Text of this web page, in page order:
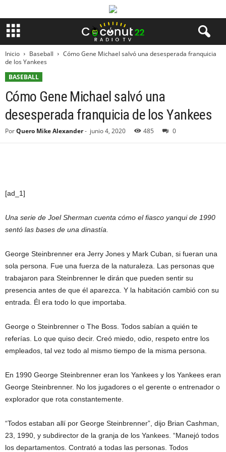
Inicio Baseball
Cómo Gene Michael salvó una desesperada franquicia
de los Yankees
BASEBALL
Cómo Gene Michael salvó una
desesperada franquicia de los Yankees
PorQuero Mike Alexander- junio 4, 2020 485 0
[ad_1]
Una serie de Joel Sherman cuenta cómo el fiasco yanqui de 1990
sentó las bases de una dinastía.
George Steinbrenner era Jerry Jones y Mark Cuban, si fueran una
sola persona. Fue una fuerza de la naturaleza. Las personas que
trabajaron para Steinbrenner le dirán que pueden sentir su
presencia antes de que él aparezca. Y la habitación cambió con su
entrada. Él era todo lo que importaba.
George o Steinbrenner o The Boss. Todos sabían a quién te
referías. Lo que quiso decir. Creó miedo, odio, respeto entre los
empleados, tal vez todo al mismo tiempo de la misma persona.
En 1990 George Steinbrenner eran los Yankees y los Yankees eran
George Steinbrenner. No los jugadores o el gerente o entrenador o
explorador que rota constantemente.
“Todos estaban allí por George Steinbrenner”, dijo Brian Cashman,
23, 1990, y subdirector de la granja de los Yankees. “Manejó todos
los departamentos. Contrató a todas las personas. Todos